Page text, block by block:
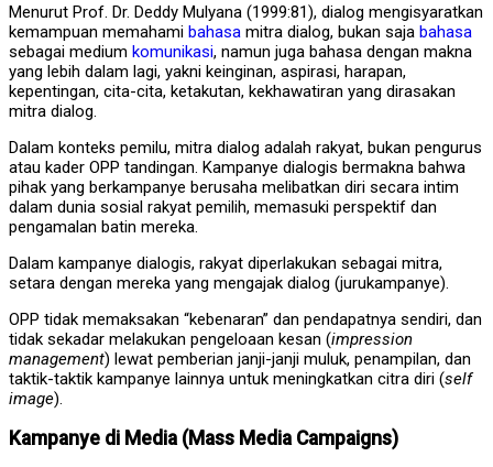
Menurut Prof. Dr. Deddy Mulyana (1999:81), dialog mengisyaratkan
kemampuan memahami bahasa mitra dialog, bukan saja bahasa
sebagai medium komunikasi, namun juga bahasa dengan makna
yang lebih dalam lagi, yakni keinginan, aspirasi, harapan,
kepentingan, cita-cita, ketakutan, kekhawatiran yang dirasakan
mitra dialog.
Dalam konteks pemilu, mitra dialog adalah rakyat, bukan pengurus
atau kader OPP tandingan. Kampanye dialogis bermakna bahwa
pihak yang berkampanye berusaha melibatkan diri secara intim
dalam dunia sosial rakyat pemilih, memasuki perspektif dan
pengamalan batin mereka.
Dalam kampanye dialogis, rakyat diperlakukan sebagai mitra,
setara dengan mereka yang mengajak dialog (jurukampanye).
OPP tidak memaksakan “kebenaran” dan pendapatnya sendiri, dan
tidak sekadar melakukan pengeloaan kesan (impression
management) lewat pemberian janji-janji muluk, penampilan, dan
taktik-taktik kampanye lainnya untuk meningkatkan citra diri (self
image).
Kampanye di Media (Mass Media Campaigns)